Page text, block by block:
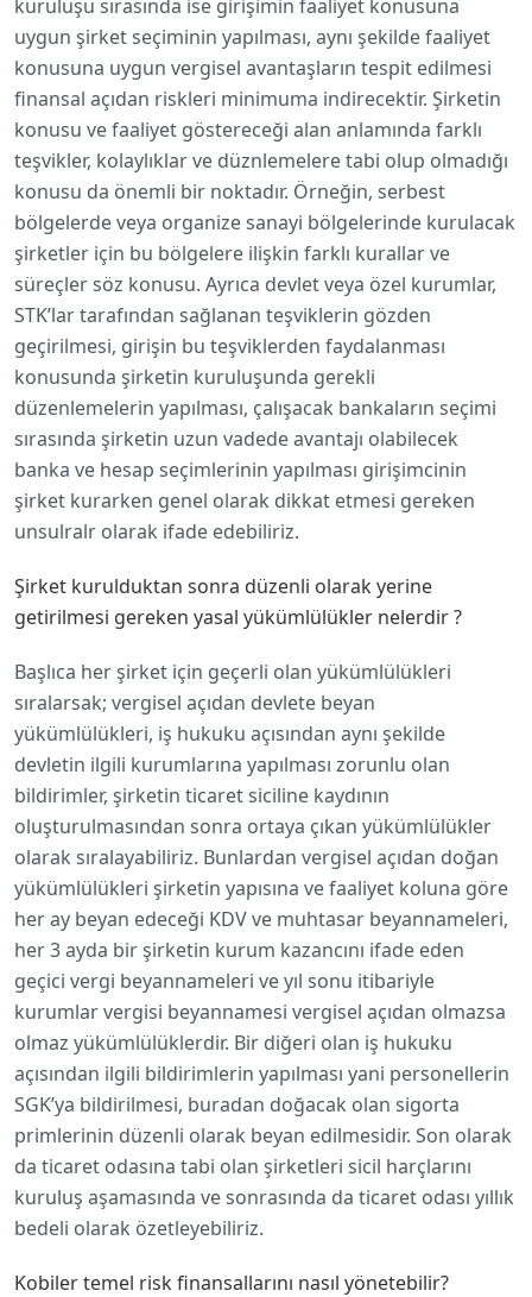
kuruluşu sırasında ise girişimin faaliyet konusuna
uygun şirket seçiminin yapılması, aynı şekilde faaliyet
konusuna uygun vergisel avantaşların tespit edilmesi
finansal açıdan riskleri minimuma indirecektir. Şirketin
konusu ve faaliyet göstereceği alan anlamında farklı
teşvikler, kolaylıklar ve düznlemelere tabi olup olmadığı
konusu da önemli bir noktadır. Örneğin, serbest
bölgelerde veya organize sanayi bölgelerinde kurulacak
şirketler için bu bölgelere ilişkin farklı kurallar ve
süreçler söz konusu. Ayrıca devlet veya özel kurumlar,
STK’lar tarafından sağlanan teşviklerin gözden
geçirilmesi, girişin bu teşviklerden faydalanması
konusunda şirketin kuruluşunda gerekli
düzenlemelerin yapılması, çalışacak bankaların seçimi
sırasında şirketin uzun vadede avantajı olabilecek
banka ve hesap seçimlerinin yapılması girişimcinin
şirket kurarken genel olarak dikkat etmesi gereken
unsulralr olarak ifade edebiliriz.
Şirket kurulduktan sonra düzenli olarak yerine
getirilmesi gereken yasal yükümlülükler nelerdir ?
Başlıca her şirket için geçerli olan yükümlülükleri
sıralarsak; vergisel açıdan devlete beyan
yükümlülükleri, iş hukuku açısından aynı şekilde
devletin ilgili kurumlarına yapılması zorunlu olan
bildirimler, şirketin ticaret siciline kaydının
oluşturulmasından sonra ortaya çıkan yükümlülükler
olarak sıralayabiliriz. Bunlardan vergisel açıdan doğan
yükümlülükleri şirketin yapısına ve faaliyet koluna göre
her ay beyan edeceği KDV ve muhtasar beyannameleri,
her 3 ayda bir şirketin kurum kazancını ifade eden
geçici vergi beyannameleri ve yıl sonu itibariyle
kurumlar vergisi beyannamesi vergisel açıdan olmazsa
olmaz yükümlülüklerdir. Bir diğeri olan iş hukuku
açısından ilgili bildirimlerin yapılması yani personellerin
SGK’ya bildirilmesi, buradan doğacak olan sigorta
primlerinin düzenli olarak beyan edilmesidir. Son olarak
da ticaret odasına tabi olan şirketleri sicil harçlarını
kuruluş aşamasında ve sonrasında da ticaret odası yıllık
bedeli olarak özetleyebiliriz.
Kobiler temel risk finansallarını nasıl yönetebilir?